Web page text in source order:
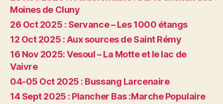
Moines de Cluny
26 Oct 2025 : Servance – Les 1000 étangs
12 Oct 2025 : Aux sources de Saint Rémy
16 Nov 2025: Vesoul – La Motte et le lac de
Vaivre
04-05 Oct 2025 : Bussang Larcenaire
14 Sept 2025 : Plancher Bas :Marche Populaire